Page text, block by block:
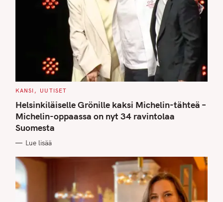
C
T
E
G
O
R
I
S
KANSI UUTISET
Helsinkiläiselle Grönille kaksi Michelin-tähteä –
Michelin-oppaassa on nyt 34 ravintolaa
Suomesta
Lue lisää